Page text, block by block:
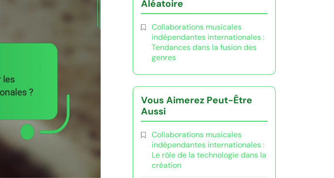
Aléatoire
Collaborations musicales
indépendantes internationales :
Tendances dans la fusion des
genres
Vous Aimerez Peut-Être
Aussi
Collaborations musicales
indépendantes internationales :
Le rôle de la technologie dans la
création